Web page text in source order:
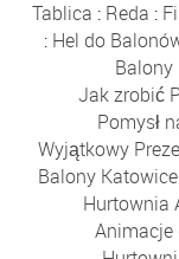
Tablica : Reda :
: Hel do
Balony
Jak zrobić
Pomysł
Wyjątkowy
Balony Katowice
Hurtownia
Animacje